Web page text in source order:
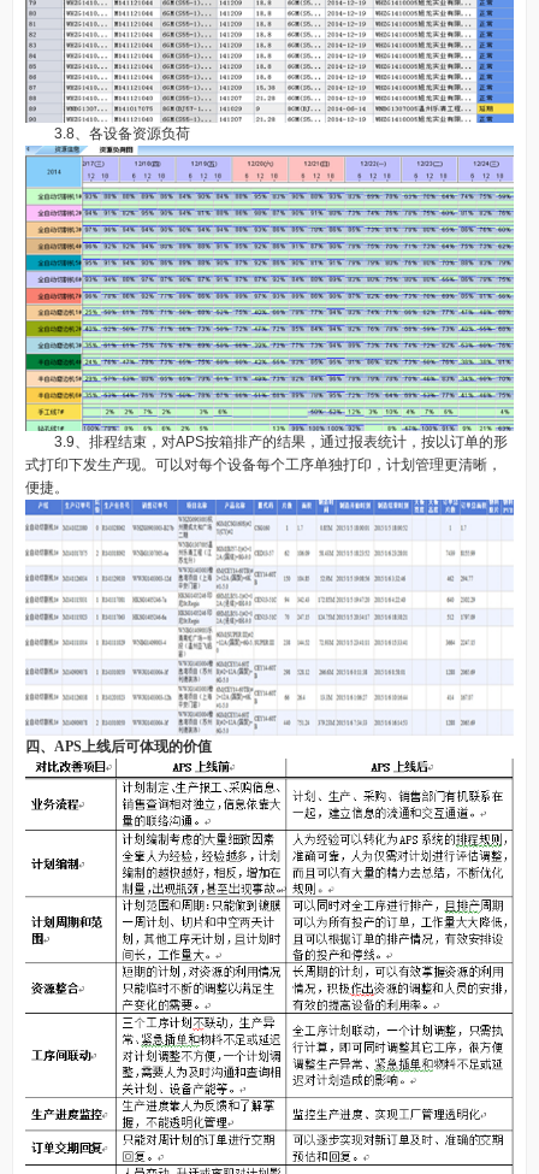
3.8、各设备资源负荷
3.9、排程结束，对APS按箱排产的结果，通过报表统计，按以订单的形
式打印下发生产现。可以对每个设备每个工序单独打印，计划管理更清晰，
便捷。
四、APS上线后可体现的价值